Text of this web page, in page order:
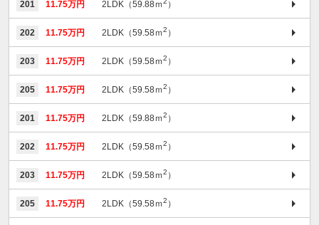
201 11.75万円 2LDK（59.88ｍ ）
202 11.75万円 2LDK（59.58ｍ2 ）
203 11.75万円 2LDK（59.58ｍ2 ）
205 11.75万円 2LDK（59.58ｍ2 ）
201 11.75万円 2LDK（59.88ｍ2 ）
202 11.75万円 2LDK（59.58ｍ2 ）
203 11.75万円 2LDK（59.58ｍ2 ）
205 11.75万円 2LDK（59.58ｍ2 ）